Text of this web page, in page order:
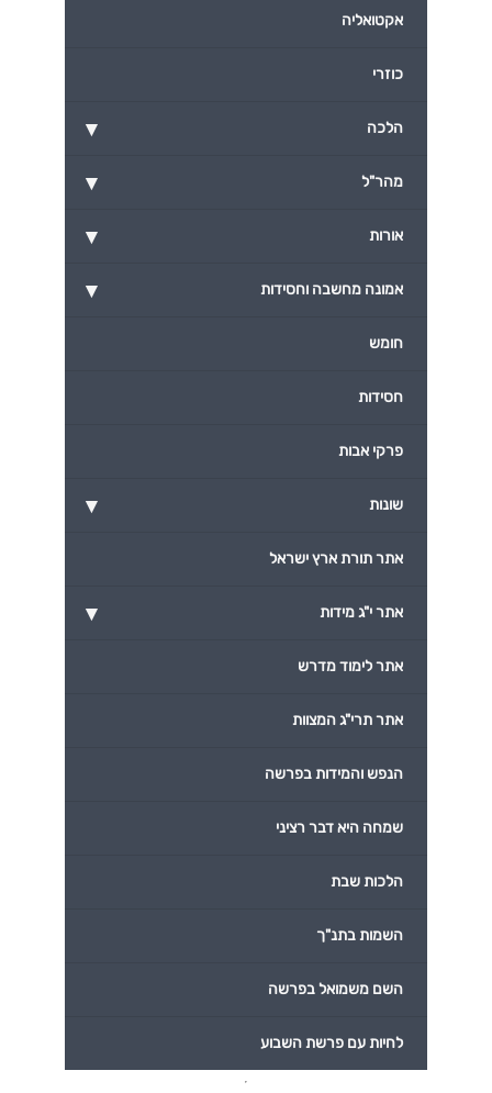
אקטואליה
כוזרי
▾ הלכה
▾ מהר"ל
▾ אורות
▾ אמונה מחשבה וחסידות
חומש
חסידות
פרקי אבות
▾ שונות
אתר תורת ארץ ישראל
▾ אתר י"ג מידות
אתר לימוד מדרש
אתר תרי"ג המצוות
הנפש והמידות בפרשה
שמחה היא דבר רציני
הלכות שבת
השמות בתנ"ך
השם משמואל בפרשה
לחיות עם פרשת השבוע